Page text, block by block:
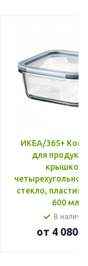
ИКЕА/365+
для
крышкой,
стекло, пластик
600 мл
В
от 4 080 ₸